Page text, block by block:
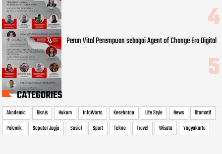
Peran Vital Perempuan sebagai Agent of Change Era Digital
CATEGORIES
Akademia Bisnis Hukum InfoWarta Kesehatan Life Style News
Otomotif
Polemik
Seputar Jogja Sosial Sport Tekno Travel Wisata Yogyakarta